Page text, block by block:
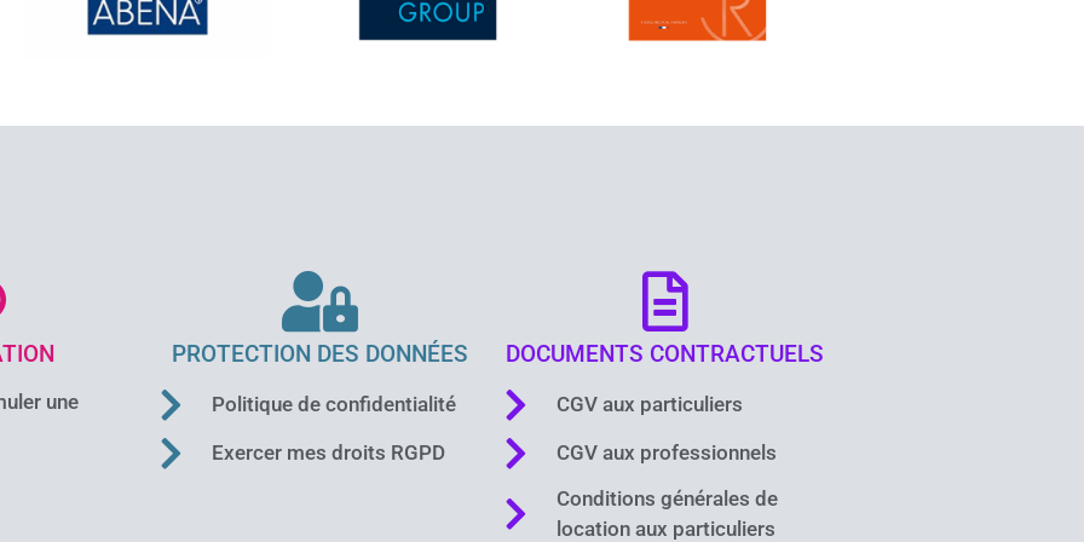
une
PROTECTION DES DONNÉES
Politique de confidentialité
Exercer mes droits RGPD
DOCUMENTS CONTRACTUELS
CGV aux particuliers
CGV aux professionnels
Conditions générales de
location aux particuliers